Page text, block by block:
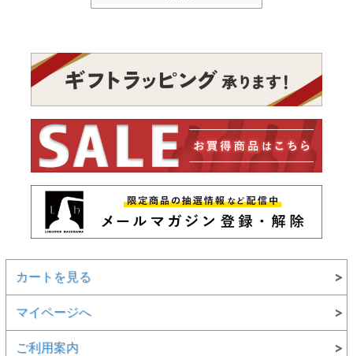
カートを見る
マイページへ
ご利用案内